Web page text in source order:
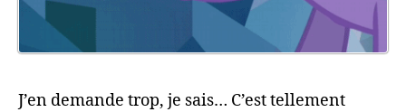
J’en demande trop, je sais… C’est tellement